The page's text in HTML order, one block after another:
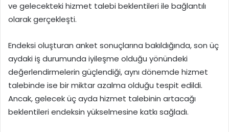
ve gelecekteki hizmet talebi beklentileri ile bağlantılı
olarak gerçekleşti.
Endeksi oluşturan anket sonuçlarına bakıldığında, son üç
aydaki iş durumunda iyileşme olduğu yönündeki
değerlendirmelerin güçlendiği, aynı dönemde hizmet
talebinde ise bir miktar azalma olduğu tespit edildi.
Ancak, gelecek üç ayda hizmet talebinin artacağı
beklentileri endeksin yükselmesine katkı sağladı.